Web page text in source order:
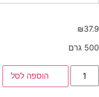
₪
גרם
הוספה לסל